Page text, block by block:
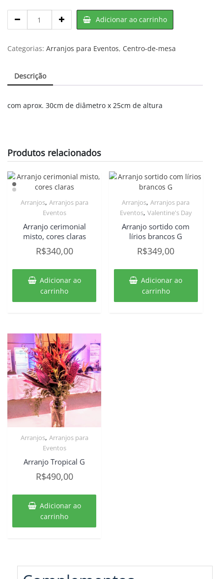
centro
mesa
quantity
Adicionar ao carrinho
Categorias: Arranjos para Eventos, Centro-de-mesa
Descrição
com aprox. 30cm de diâmetro x 25cm de altura
Produtos relacionados
Arranjos, Arranjos para
Eventos
Arranjo cerimonial
misto, cores claras
R$340,00
Adicionar ao
carrinho
Arranjos,Arranjos para
Eventos, Valentine's Day
Arranjo sortido com
lírios brancos G
R$349,00
Adicionar ao
carrinho
Arranjos, Arranjos para
Eventos
Arranjo Tropical G
R$490,00
Adicionar ao
carrinho